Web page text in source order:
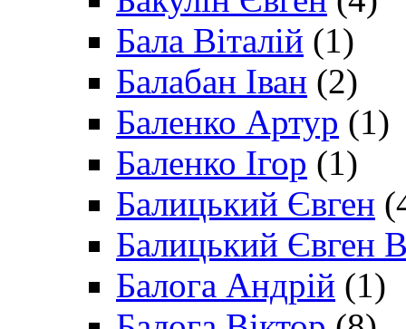
Бала Віталій (1)
Балабан Іван (2)
Баленко Артур (1)
Баленко Ігор (1)
Балицький Євген
Балицький Євген
Балога Андрій (1)